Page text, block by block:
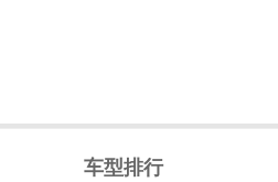
车型排行